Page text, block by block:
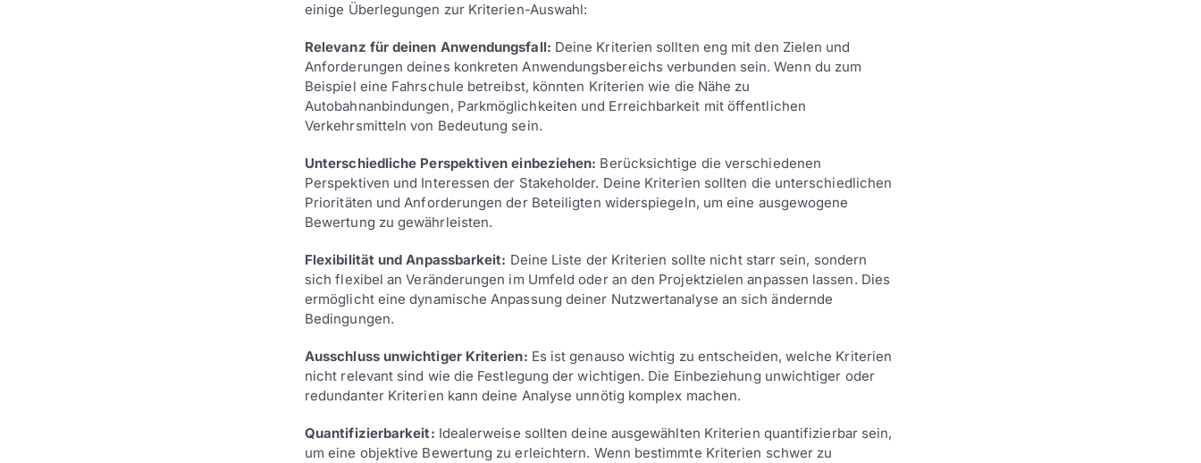
einige Überlegungen zur Kriterien-Auswahl:
Relevanz für deinen Anwendungsfall: Deine Kriterien sollten eng mit den Zielen und
Anforderungen deines konkreten Anwendungsbereichs verbunden sein. Wenn du zum
Beispiel eine Fahrschule betreibst, könnten Kriterien wie die Nähe zu
Autobahnanbindungen, Parkmöglichkeiten und Erreichbarkeit mit öffentlichen
Verkehrsmitteln von Bedeutung sein.
Unterschiedliche Perspektiven einbeziehen: Berücksichtige die verschiedenen
Perspektiven und Interessen der Stakeholder. Deine Kriterien sollten die unterschiedlichen
Prioritäten und Anforderungen der Beteiligten widerspiegeln, um eine ausgewogene
Bewertung zu gewährleisten.
Flexibilität und Anpassbarkeit: Deine Liste der Kriterien sollte nicht starr sein, sondern
sich flexibel an Veränderungen im Umfeld oder an den Projektzielen anpassen lassen. Dies
ermöglicht eine dynamische Anpassung deiner Nutzwertanalyse an sich ändernde
Bedingungen.
Ausschluss unwichtiger Kriterien: Es ist genauso wichtig zu entscheiden, welche Kriterien
nicht relevant sind wie die Festlegung der wichtigen. Die Einbeziehung unwichtiger oder
redundanter Kriterien kann deine Analyse unnötig komplex machen.
Quantifizierbarkeit: Idealerweise sollten deine ausgewählten Kriterien quantifizierbar sein,
um eine objektive Bewertung zu erleichtern. Wenn bestimmte Kriterien schwer zu